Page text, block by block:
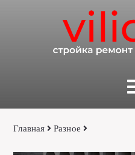
Главная Разное